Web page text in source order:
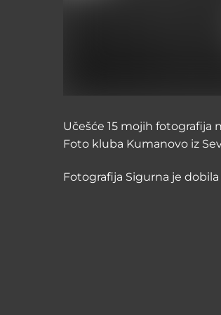
Učešće 15 mojih
Foto kluba Kumanovo iz
Fotografija Sigurna je